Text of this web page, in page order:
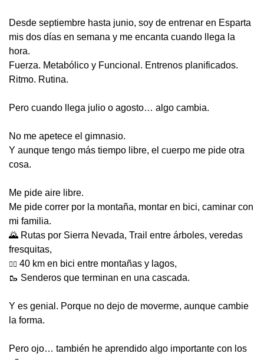
Desde septiembre hasta junio, soy de entrenar en Esparta
mis dos días en semana y me encanta cuando llega la
hora.
Fuerza. Metabólico y Funcional. Entrenos planificados.
Ritmo. Rutina.
Pero cuando llega julio o agosto… algo cambia.
No me apetece el gimnasio.
Y aunque tengo más tiempo libre, el cuerpo me pide otra
cosa.
Me pide aire libre.
Me pide correr por la montaña, montar en bici, caminar con
mi familia.
🌄 Rutas por Sierra Nevada, Trail entre árboles, veredas
fresquitas,
🚴‍♂️ 40 km en bici entre montañas y lagos,
🥾 Senderos que terminan en una cascada.
Y es genial. Porque no dejo de moverme, aunque cambie
la forma.
Pero ojo… también he aprendido algo importante con los